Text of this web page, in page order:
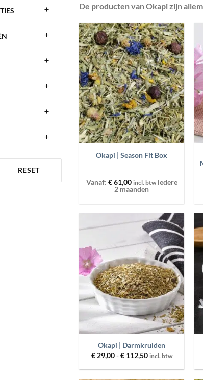
RESET
De producten van Okapi zijn
Toevoegen
aan
wenslijst
+
Okapi | Season Fit Box
Vanaf: €61,00 incl. btw iedere
2 maanden
Toevoegen
aan
wenslijst
Okapi | Darmkruiden
€29,00-€112,50Prijsklasse:
tot
incl. btw